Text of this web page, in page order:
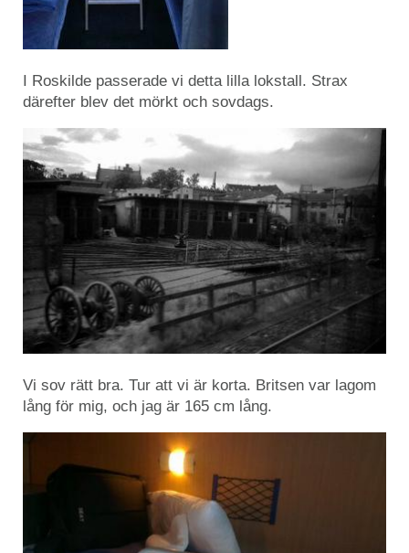
I Roskilde passerade vi detta lilla lokstall. Strax
därefter blev det mörkt och sovdags.
Vi sov rätt bra. Tur att vi är korta. Britsen var lagom
lång för mig, och jag är 165 cm lång.